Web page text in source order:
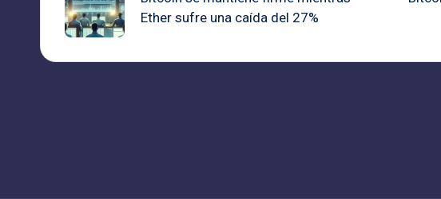
entradas
Ether sufre una caída del 27%